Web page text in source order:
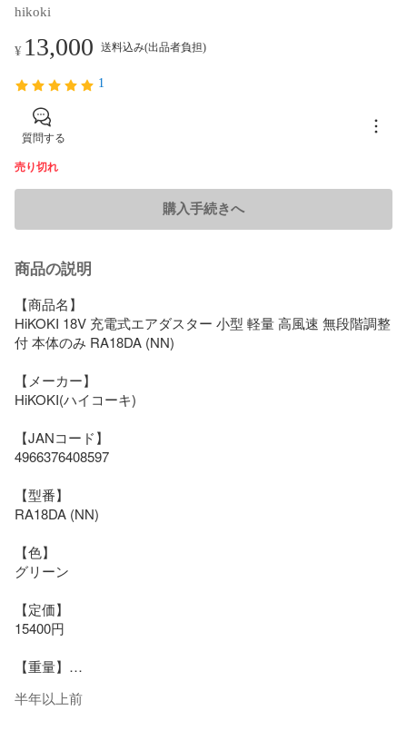
hikoki
¥ 13,000 送料込み(出品者負担)
1
質問する
売り切れ
購入手続きへ
商品の説明
【商品名】
HiKOKI 18V 充電式エアダスター 小型 軽量 高風速 無段階調整
付 本体のみ RA18DA (NN)
【メーカー】
HiKOKI(ハイコーキ)
【JANコード】
4966376408597
【型番】
RA18DA (NN)
【色】
グリーン
【定価】
15400円
【重量】
半年以上前